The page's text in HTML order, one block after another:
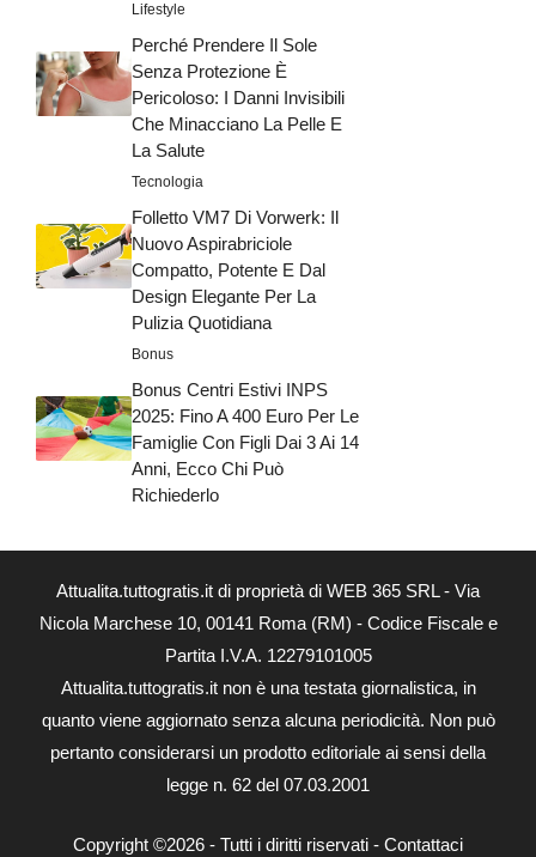
Lifestyle
Perché Prendere Il Sole
Senza Protezione È
Pericoloso: I Danni Invisibili
Che Minacciano La Pelle E
La Salute
Tecnologia
Folletto VM7 Di Vorwerk: Il
Nuovo Aspirabriciole
Compatto, Potente E Dal
Design Elegante Per La
Pulizia Quotidiana
Bonus
Bonus Centri Estivi INPS
2025: Fino A 400 Euro Per Le
Famiglie Con Figli Dai 3 Ai 14
Anni, Ecco Chi Può
Richiederlo
Attualita.tuttogratis.it di proprietà di WEB 365 SRL - Via
Nicola Marchese 10, 00141 Roma (RM) - Codice Fiscale e
Partita I.V.A. 12279101005
Attualita.tuttogratis.it non è una testata giornalistica, in
quanto viene aggiornato senza alcuna periodicità. Non può
pertanto considerarsi un prodotto editoriale ai sensi della
legge n. 62 del 07.03.2001
Copyright ©2026 - Tutti i diritti riservati - Contattaci